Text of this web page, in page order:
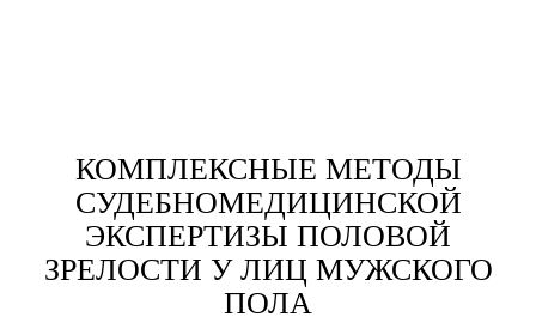
КОМПЛЕКСНЫЕ МЕТОДЫ
СУДЕБНОМЕДИЦИНСКОЙ
ЭКСПЕРТИЗЫ ПОЛОВОЙ
ЗРЕЛОСТИ У ЛИЦ МУЖСКОГО
ПОЛА